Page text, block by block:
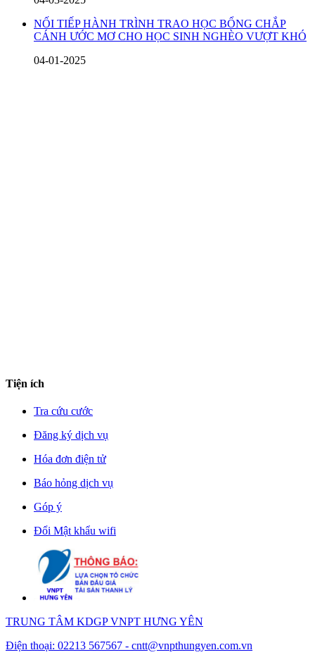
NỐI TIẾP HÀNH TRÌNH TRAO HỌC BỔNG CHẮP
CÁNH ƯỚC MƠ CHO HỌC SINH NGHÈO VƯỢT KHÓ
04-01-2025
Tiện ích
Tra cứu cước
Đăng ký dịch vụ
Hóa đơn điện tử
Báo hỏng dịch vụ
Góp ý
Đổi Mật khẩu wifi
TRUNG TÂM KDGP VNPT HƯNG YÊN
Điện thoại: 02213 567567 - cntt@vnpthungyen.com.vn